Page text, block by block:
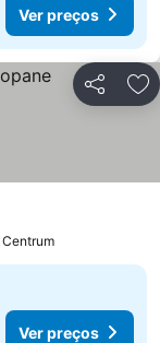
Ver preços
Partilhar
Ver preços